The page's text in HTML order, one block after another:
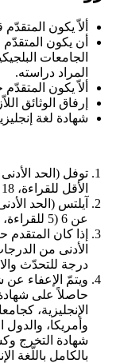
ألاّ يكون
أن يكون
الجامعات
المراد دراسته.
ألاّ يكون
إرفاق الوثائق
شهادة لغة
توفل
الأقل للقراءة، 18 للاستماع، 19 للتحدث و 21 للكتابة).
عن 6 (5 للقراءة، 6 للاستماع، 6 للتحدث، 6 للكتابة).
إذا كان
درجة للتحدّث
ويتمّ الإعفاء عن
حاصلاً على
الإنجليزية،
وأمريكا، والدول
شهادة التخرج
بالكامل باللّغة